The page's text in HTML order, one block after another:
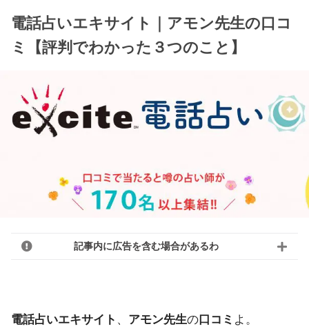
電話占いエキサイト｜アモン先生の口コ
ミ【評判でわかった３つのこと】
記事内に広告を含む場合があるわ
電話占いエキサイト 、 アモン先生の口コミ よ。